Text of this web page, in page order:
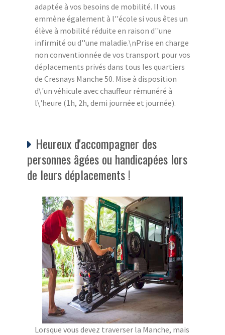
adaptée à vos besoins de mobilité. Il vous
emmène également à l''école si vous êtes un
élève à mobilité réduite en raison d''une
infirmité ou d''une maladie.\nPrise en charge
non conventionnée de vos transport pour vos
déplacements privés dans tous les quartiers
de Cresnays Manche 50. Mise à disposition
d\'un véhicule avec chauffeur rémunéré à
l\'heure (1h, 2h, demi journée et journée).
Heureux d'accompagner des
personnes âgées ou handicapées lors
de leurs déplacements !
Lorsque vous devez traverser la Manche, mais